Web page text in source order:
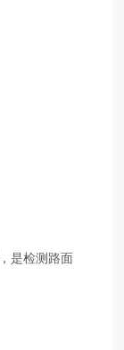
是检测路面